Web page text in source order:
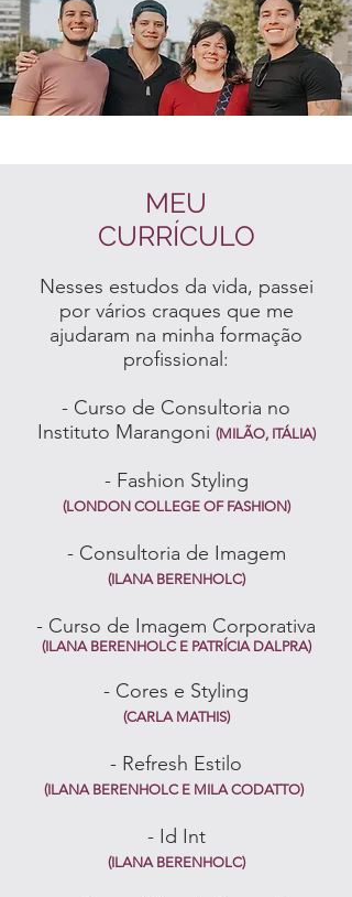
MEU
CURRÍCULO
Nesses estudos da vida, passei
por vários craques que me
ajudaram na minha formação
profissional:
- Curso de Consultoria no
Instituto Marangoni (MILÃO, ITÁLIA)
- Fashion Styling
(LONDON COLLEGE OF FASHION)
- Consultoria de Imagem
(ILANA BERENHOLC)
- Curso de Imagem Corporativa
(ILANA BERENHOLC E PATRÍCIA DALPRA)
- Cores e Styling
(CARLA MATHIS)
- Refresh Estilo
(ILANA BERENHOLC E MILA CODATTO)
- Id Int
(ILANA BERENHOLC)